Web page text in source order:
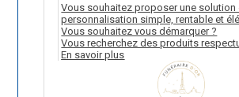
Vous souhaitez proposer une solution
personnalisation simple, rentable et
Vous souhaitez vous démarquer ?
Vous recherchez des produits
En savoir plus